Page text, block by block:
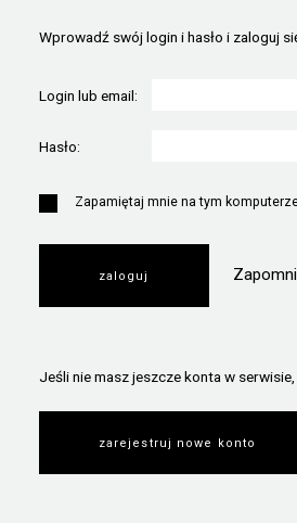
Wprowadź swój login i hasło i zaloguj
Login lub email:
Hasło:
Zapamiętaj mnie na tym
Jeśli nie masz jeszcze konta w
zarejestruj nowe konto